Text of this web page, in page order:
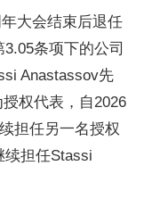
大会结束后退任
条项下的公司
Anastassov先
权代表，自2026
担任另一名授权
续担任Stassi